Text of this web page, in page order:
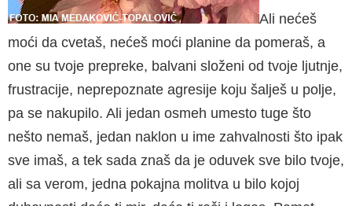
Ali nećeš
moći da cvetaš, nećeš moći planine da pome­raš, a
one su tvoje prepreke, balvani složeni od tvoje ljut­nje,
frustracije, neprepoznate agresije koju šalješ u polje,
pa se nakupilo. Ali jedan os­meh umesto tuge što
nešto nemaš, jedan naklon u ime zahvalnosti što ipak
sve imaš, a tek sada znaš da je oduvek sve bilo tvoje,
ali sa verom, jedna pokajna molitva u bilo kojoj